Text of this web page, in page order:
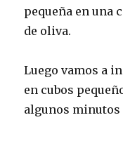
pequeña en una
de oliva.
Luego vamos a
en cubos
algunos minutos